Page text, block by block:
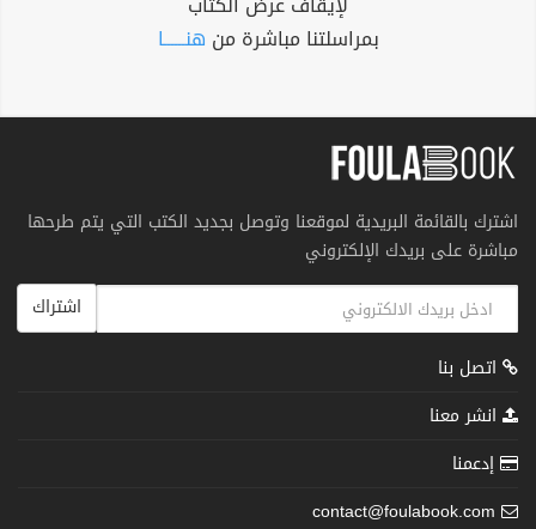
بمراسلتنا مباشرة من هنــــــا
اشترك بالقائمة البريدية لموقعنا وتوصل بجديد الكتب التي يتم طرحها
مباشرة على بريدك الإلكتروني
اشتراك
اتصل بنا
انشر معنا
إدعمنا
contact@foulabook.com